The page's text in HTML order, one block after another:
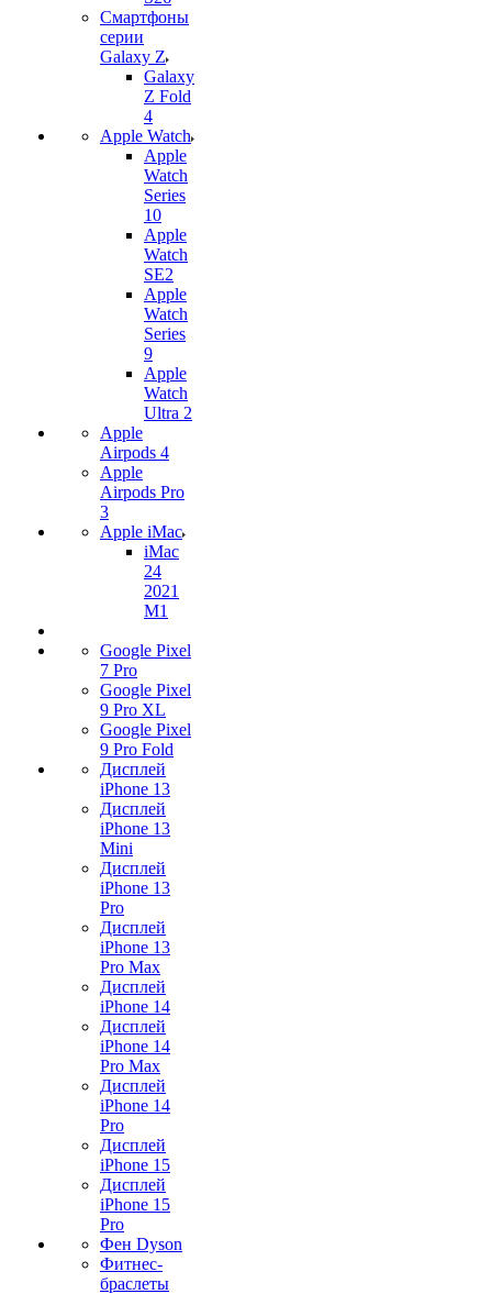
Смартфоны
серии
Galaxy Z
Galaxy
Z Fold
4
Apple Watch
Apple
Watch
Series
10
Apple
Watch
SE2
Apple
Watch
Series
9
Apple
Watch
Ultra 2
Apple
Airpods 4
Apple
Airpods Pro
3
Apple iMac
iMac
24
2021
M1
Google Pixel
7 Pro
Google Pixel
9 Pro XL
Google Pixel
9 Pro Fold
Дисплей
iPhone 13
Дисплей
iPhone 13
Mini
Дисплей
iPhone 13
Pro
Дисплей
iPhone 13
Pro Max
Дисплей
iPhone 14
Дисплей
iPhone 14
Pro Max
Дисплей
iPhone 14
Pro
Дисплей
iPhone 15
Дисплей
iPhone 15
Pro
Фен Dyson
Фитнес-
браслеты